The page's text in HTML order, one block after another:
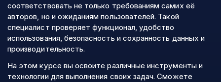
соответствовать не только требованиям самих её
авторов, но и ожиданиям пользователей. Такой
специалист проверяет функционал, удобство
использования, безопасность и сохранность данных и
производительность.
На этом курсе вы освоите различные инструменты и
технологии для выполнения своих задач. Сможете